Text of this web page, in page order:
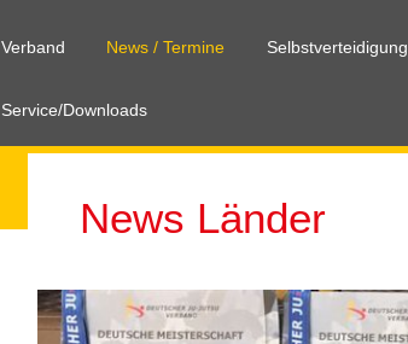
Verband News / Termine Selbstverteidigung
Service/Downloads
News Länder